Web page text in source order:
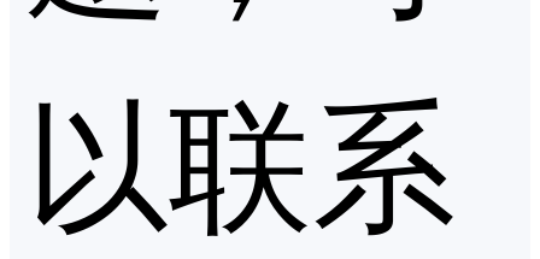
以联系